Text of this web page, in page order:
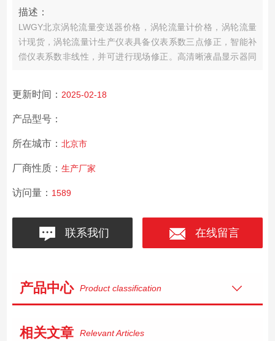
描述：
LWGY北京涡轮流量变送器价格，涡轮流量计价格，涡轮流量
计现货，涡轮流量计生产仪表具备仪表系数三点修正，智能补
偿仪表系数非线性，并可进行现场修正。高清晰液晶显示器同
更新时间： 2025-02-18
产品型号：
所在城市： 北京市
厂商性质： 生产厂家
访问量： 1589
联系我们 在线留言
产品中心 Product classification
相关文章 Relevant Articles